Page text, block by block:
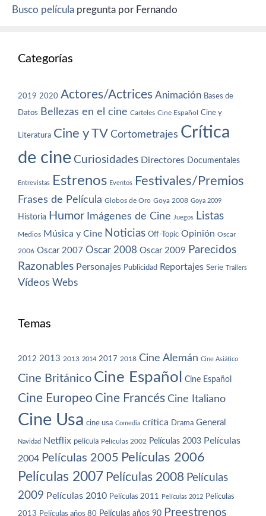
Busco película pregunta por Fernando
Categorías
2019 2020 Actores/Actrices Animación Bases de
Datos Bellezas en el cine Carteles Cine Español Cine y
Literatura Cine y TV Cortometrajes Crítica
de cine Curiosidades Directores Documentales
Entrevistas Estrenos Eventos Festivales/Premios
Frases de Película Globos de Oro Goya 2008 Goya 2009
Historia Humor Imágenes de Cine Juegos Listas
Medios Música y Cine Noticias Off-Topic Opinión Oscar
2006 Oscar 2007 Oscar 2008 Oscar 2009 Parecidos
Razonables Personajes Publicidad Reportajes Serie Trailers
Vídeos Webs
Temas
2012 2013 2013 2014 2017 2018 Cine Alemán Cine Asiático
Cine Británico Cine Español Cine Español
Cine Europeo Cine Francés Cine Italiano
Cine Usa cine usa Comedia crítica Drama General
Navidad Netflix película Películas 2002 Películas 2003 Películas
2004 Películas 2005 Películas 2006
Películas 2007 Películas 2008 Películas
2009 Películas 2010 Películas 2011 Películas 2012 Películas
2013 Películas años 80 Películas años 90 Preestrenos